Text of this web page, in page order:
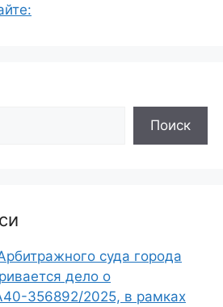
Поиск
суда города
дело о
356892/2025, в рамках